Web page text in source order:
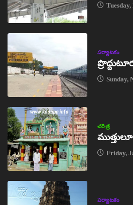
పర్యాటకం
Sunday,
చరిత్ర
Friday,
పర్యాటకం